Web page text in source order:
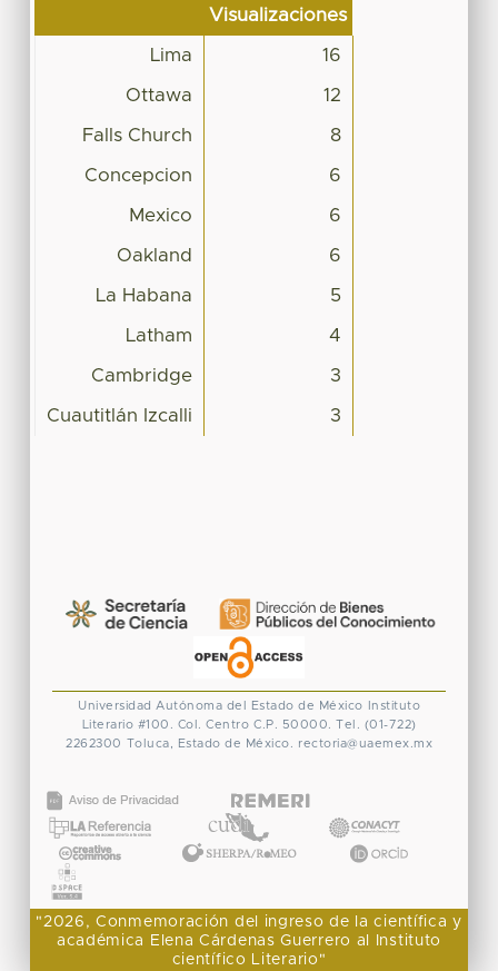
Visualizaciones
Lima 16
Ottawa 12
Falls Church 8
Concepcion 6
Mexico 6
Oakland 6
La Habana 5
Latham 4
Cambridge 3
Cuautitlán Izcalli 3
Universidad Autónoma del Estado de México
Instituto
Literario #100. Col. Centro C.P. 50000. Tel. (01-722)
2262300 Toluca, Estado de México. rectoria@uaemex.mx
"2026, Conmemoración del ingreso de la científica y
académica Elena Cárdenas Guerrero al Instituto
científico Literario"